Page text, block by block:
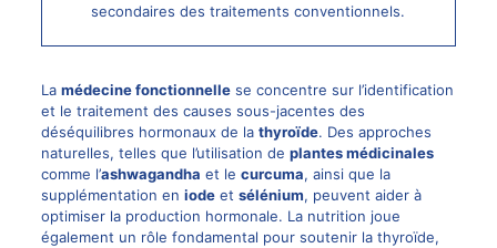
secondaires des traitements conventionnels.
La médecine fonctionnellese concentre sur l’identification
et le traitement des causes sous-jacentes des
déséquilibres hormonaux de la thyroïde. Des approches
naturelles, telles que l’utilisation de plantes médicinales
comme l’ashwagandha et le curcuma, ainsi que la
supplémentation en iodeet sélénium, peuvent aider à
optimiser la production hormonale. La nutrition joue
également un rôle fondamental pour soutenir la thyroïde,